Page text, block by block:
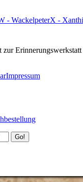
- WackelpeterX -
Impressum